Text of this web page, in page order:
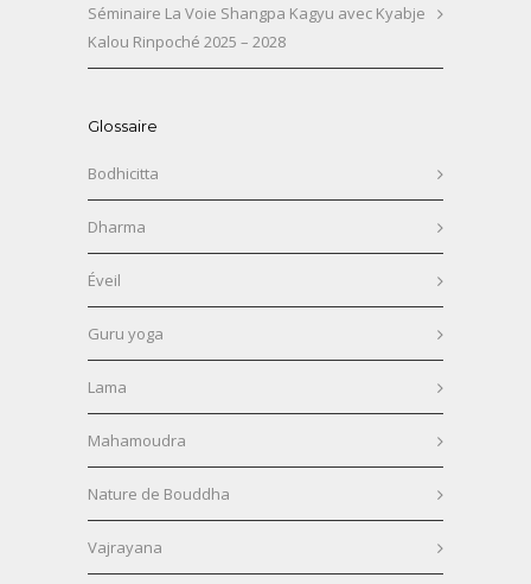
Séminaire La Voie Shangpa Kagyu avec Kyabje
Kalou Rinpoché 2025 – 2028
Glossaire
Bodhicitta
Dharma
Éveil
Guru yoga
Lama
Mahamoudra
Nature de Bouddha
Vajrayana